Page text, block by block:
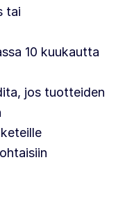
tai
10 kuukautta
jos tuotteiden